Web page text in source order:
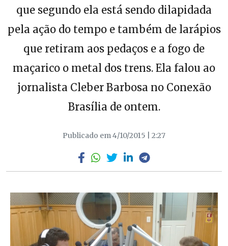
que segundo ela está sendo dilapidada
pela ação do tempo e também de larápios
que retiram aos pedaços e a fogo de
maçarico o metal dos trens. Ela falou ao
jornalista Cleber Barbosa no Conexão
Brasília de ontem.
Publicado em 4/10/2015 | 2:27